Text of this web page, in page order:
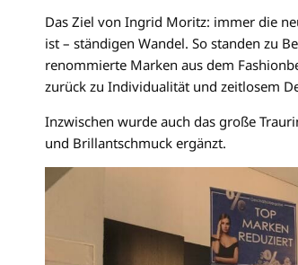
Das Ziel von Ingrid Moritz: immer die
ist – ständigen Wandel. So standen zu
renommierte Marken aus dem
zurück zu Individualität und zeitlosem
Inzwischen wurde auch das große
und Brillantschmuck ergänzt.